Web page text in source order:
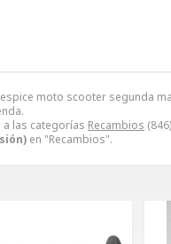
moto scooter segunda
a las categorías Recambios
en "Recambios".